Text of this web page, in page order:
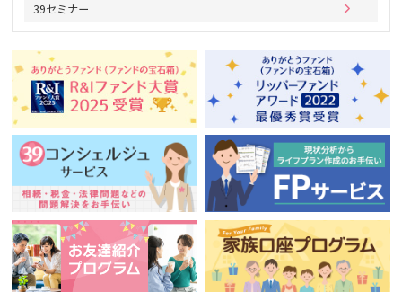
39セミナー